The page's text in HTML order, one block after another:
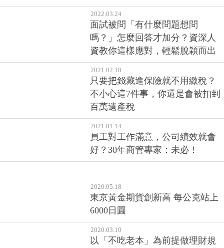
2022.03.24
面試被問「有什麼問題想問
嗎？」怎麼回答才加分？資深人
資教你這樣應對，輕鬆脫穎而出
2021.02.18
只要把錢藏進保險就不用繳稅？
不小心這7件事，你還是會被扣到
百萬遺產稅
2021.01.14
員工對工作滿意，公司績效就會
好？30年商管專家：未必！
2020.05.18
東京黃金期貨創新高 每公克站上
6000日圓
2020.03.10
以「不吃老本」為前提做理財規